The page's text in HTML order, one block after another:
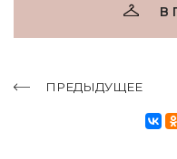
В
ПРЕДЫДУЩЕЕ